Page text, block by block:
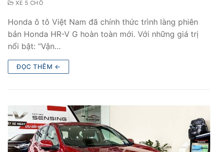
XE 5 CHỖ
Honda ô tô Việt Nam đã chính thức trình làng phiên
bản Honda HR-V G hoàn toàn mới. Với những giá trị
nổi bật: “Vận…
ĐỌC THÊM ←